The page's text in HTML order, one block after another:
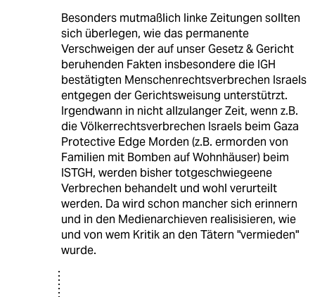
Besonders mutmaßlich linke Zeitungen sollten
sich überlegen, wie das permanente
Verschweigen der auf unser Gesetz & Gericht
beruhenden Fakten insbesondere die IGH
bestätigten Menschenrechtsverbrechen Israels
entgegen der Gerichtsweisung unterstütrzt.
Irgendwann in nicht allzulanger Zeit, wenn z.B.
die Völkerrechtsverbrechen Israels beim Gaza
Protective Edge Morden (z.B. ermorden von
Familien mit Bomben auf Wohnhäuser) beim
ISTGH, werden bisher totgeschwiegeene
Verbrechen behandelt und wohl verurteilt
werden. Da wird schon mancher sich erinnern
und in den Medienarchieven realisisieren, wie
und von wem Kritik an den Tätern "vermieden"
wurde.